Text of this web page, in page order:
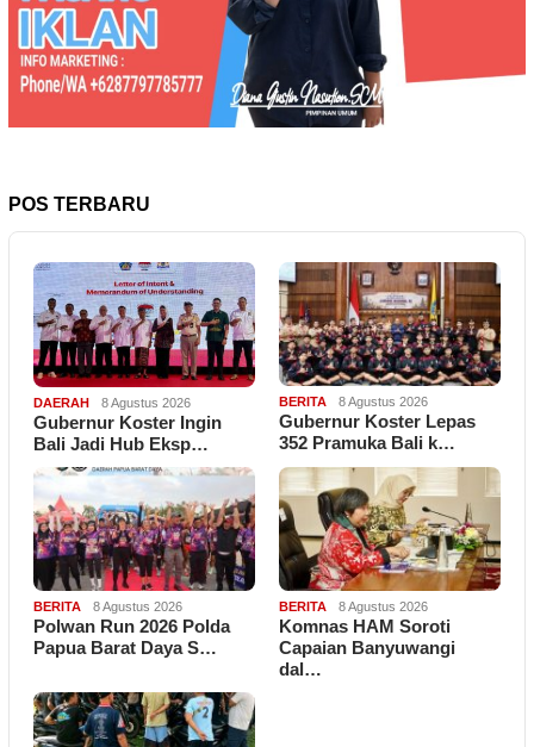
POS TERBARU
DAERAH 8 Agustus 2026
Gubernur Koster Ingin
Bali Jadi Hub Eksp…
BERITA 8 Agustus 2026
Gubernur Koster Lepas
352 Pramuka Bali k…
BERITA 8 Agustus 2026
Polwan Run 2026 Polda
Papua Barat Daya S…
BERITA 8 Agustus 2026
Komnas HAM Soroti
Capaian Banyuwangi
dal…